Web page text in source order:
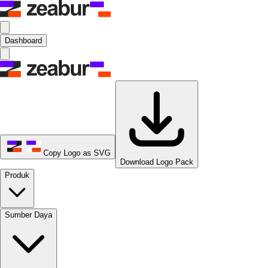
Dashboard
Copy Logo as SVG
Download Logo Pack
Produk
Sumber Daya